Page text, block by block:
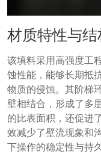
材质特性与
该填料采用高强度工
蚀性能，能够长期抵
物质的侵蚀。其阶梯
壁相结合，形成了多
的比表面积，还促进
效减少了壁流现象和
下操作的稳定性与持久